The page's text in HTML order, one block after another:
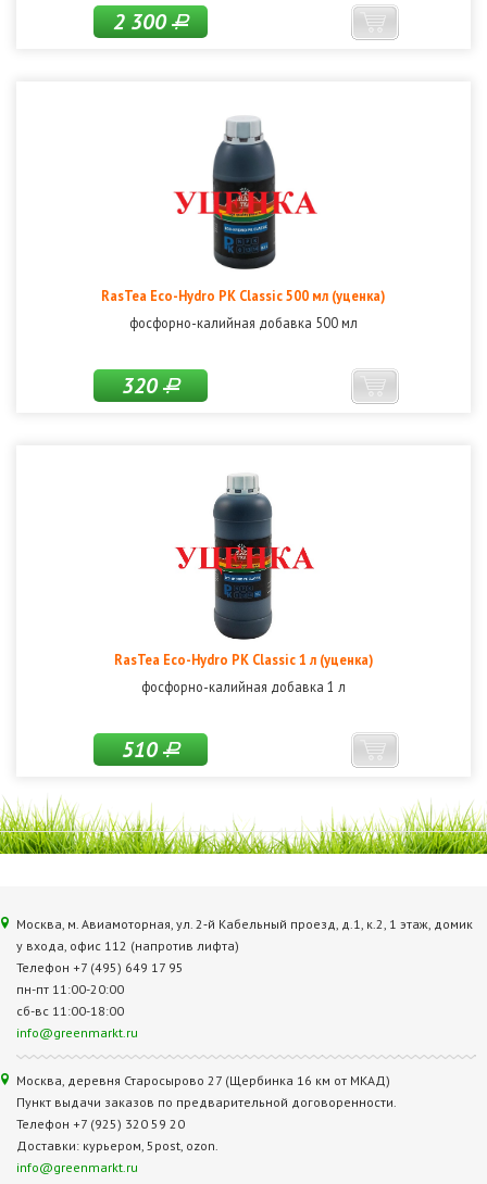
2 300Р
RasTea Eco-Hydro PK Classic 500 мл (уценка)
фосфорно-калийная добавка 500 мл
320Р
RasTea Eco-Hydro PK Classic 1 л (уценка)
фосфорно-калийная добавка 1 л
510Р
Москва, м. Авиамоторная, ул. 2‑й Кабельный проезд, д.1, к.2, 1 этаж, домик
у входа, офис 112 (напротив лифта)
Телефон +7 (495) 649 17 95
пн-пт 11:00-20:00
сб-вс 11:00-18:00
info@greenmarkt.ru
Москва, деревня Старосырово 27 (Щербинка 16 км от МКАД)
Пункт выдачи заказов по предварительной договоренности.
Телефон +7 (925) 320 59 20
Доставки: курьером, 5post, ozon.
info@greenmarkt.ru